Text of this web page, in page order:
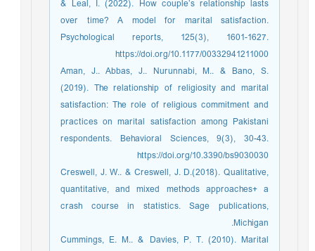
& Leal, I. (2022). How couple’s relationship lasts
over time? A model for marital satisfaction.
Psychological reports, 125(3), 1601-1627.
https://doi.org/10.1177/00332941211000
Aman, J.. Abbas, J.. Nurunnabi, M.. & Bano, S.
(2019). The relationship of religiosity and marital
satisfaction: The role of religious commitment and
practices on marital satisfaction among Pakistani
respondents. Behavioral Sciences, 9(3), 30-43.
https://doi.org/10.3390/bs9030030
Creswell, J. W.. & Creswell, J. D.(2018). Qualitative,
quantitative, and mixed methods approaches+ a
crash course in statistics. Sage publications,
Michigan.
Cummings, E. M.. & Davies, P. T. (2010). Marital